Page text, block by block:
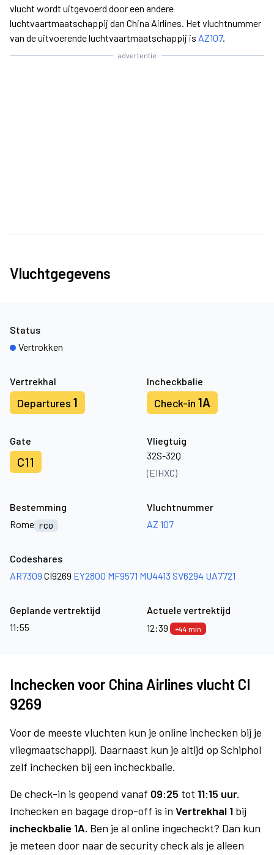
vlucht wordt uitgevoerd door een andere
luchtvaartmaatschappij dan China Airlines. Het vluchtnummer
van de uitvoerende luchtvaartmaatschappij is AZ107.
advertentie
Vluchtgegevens
Vertrekhal
Departures 1
Incheckbalie
Check-in 1A
Gate
C11
Vliegtuig
32S-32Q
(EIHXC)
Status
Vertrokken
Bestemming
Rome FCO
Vluchtnummer
AZ 107
Codeshares
AR7309 CI9269 EY2800 MF9571 MU4413 SV6294 UA7721
Geplande vertrektijd
11:55
Actuele vertrektijd
12:39
+44 min
Inchecken voor China Airlines vlucht CI
9269
Voor de meeste vluchten kun je online inchecken bij je
vliegmaatschappij. Daarnaast kun je altijd op Schiphol
zelf inchecken bij een incheckbalie.
De check-in is geopend vanaf 09:25 tot 11:15 uur.
Inchecken en bagage drop-off is in Vertrekhal 1 bij
incheckbalie 1A. Ben je al online ingecheckt? Dan kun
je meteen door naar de security check als je alleen